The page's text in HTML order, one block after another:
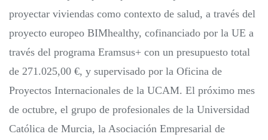
proyectar viviendas como contexto de salud, a través del
proyecto europeo BIMhealthy, cofinanciado por la UE a
través del programa Eramsus+ con un presupuesto total
de 271.025,00 €, y supervisado por la Oficina de
Proyectos Internacionales de la UCAM. El próximo mes
de octubre, el grupo de profesionales de la Universidad
Católica de Murcia, la Asociación Empresarial de